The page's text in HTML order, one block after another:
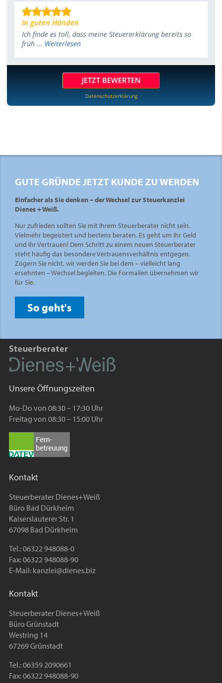
In guten Händen
Ich finde es toll, dass meine Steuererklärung bereits so
früh ... Weiterlesen
JETZT BEWERTEN
Datenschutzerklärung
GUTE GRÜNDE JETZT KUNDE ZU WERDEN
Einfacher als Sie denken – der Wechsel zur Steuerkanzlei
Dienes + Weiß.
Nur zufrieden sollten Sie mit Ihrem Steuerberater nicht sein.
Vielmehr begeistert und bestens beraten. Es geht um Ihr Geld
und Ihr Vertrauen! Dem Schritt zu einem neuen Steuerberater
steht häufig das besondere Vertrauensverhältnis entgegen.
Zögern Sie nicht, wir werden Sie bei dem – vielleicht lang
ersehnten – Wechsel begleiten. Die Formalien übernehmen wir
für Sie.
So geht's
Unsere Öffnungszeiten
Mo-Do von 08:30 – 17:30 Uhr
Freitag von 08:30 – 15:00 Uhr
Kontakt
Steuerberater Dienes+Weiß
Büro Bad Dürkheim
Kaiserslauterer Str. 1
67098 Bad Dürkheim
Tel.: 06322 948088-0
Fax: 06322 948088-90
E-Mail: kanzlei@dienes.biz
Kontakt
Steuerberater Dienes+Weiß
Büro Grünstadt
Westring 14
67269 Grünstadt
Tel.: 06359 2090661
Fax: 06322 948088-90